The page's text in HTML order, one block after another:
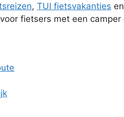
, TUI fietsvakanties en
fietsers met een camper